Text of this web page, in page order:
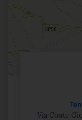
Via Conte